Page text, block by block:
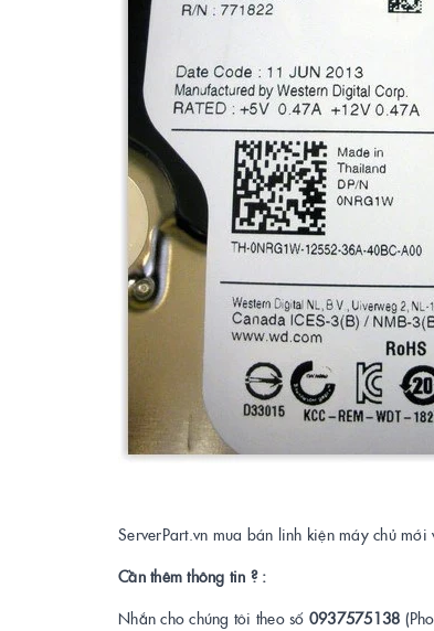
ServerPart.vn mua bán linh kiện máy chủ
Cần thêm thông tin ? :
Nhắn cho chúng tôi theo số 0937575138